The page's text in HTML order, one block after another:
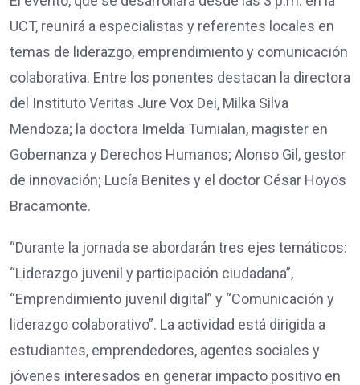
UCT, reunirá a especialistas y referentes locales en
temas de liderazgo, emprendimiento y comunicación
colaborativa. Entre los ponentes destacan la directora
del Instituto Veritas Jure Vox Dei, Milka Silva
Mendoza; la doctora Imelda Tumialan, magister en
Gobernanza y Derechos Humanos; Alonso Gil, gestor
de innovación; Lucía Benites y el doctor César Hoyos
Bracamonte.
“Durante la jornada se abordarán tres ejes temáticos:
“Liderazgo juvenil y participación ciudadana”,
“Emprendimiento juvenil digital” y “Comunicación y
liderazgo colaborativo”. La actividad está dirigida a
estudiantes, emprendedores, agentes sociales y
jóvenes interesados en generar impacto positivo en